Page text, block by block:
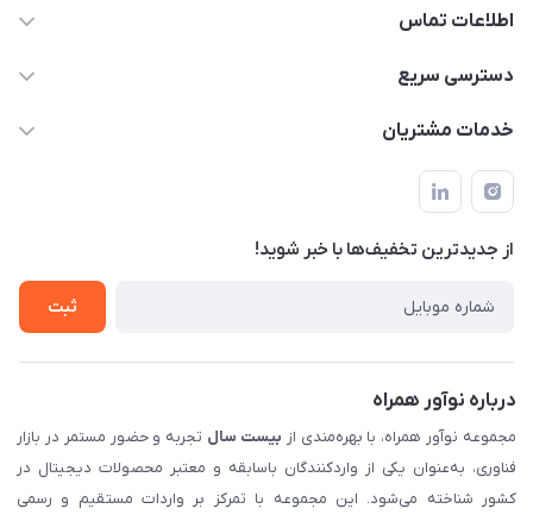
اطلاعات تماس
02122913967
۲۳، طبقه سوم
دسترسی سریع
لیست محصولات
حساب کاربری
تماس با ما
خدمات مشتریان
قوانین و مقررات
حریم خصوصی
شرایط گارانتی
ثبت شکایت
از جدید‌ترین تخفیف‌ها با‌ خبر شوید!
ثبت
درباره نوآور همراه
مجموعه نوآور همراه، با بهره‌مندی از بیست سال تجربه و حضور مستمر در بازار
فناوری، به‌عنوان یکی از واردکنندگان باسابقه و معتبر محصولات دیجیتال در
کشور شناخته می‌شود. این مجموعه با تمرکز بر واردات مستقیم و رسمی